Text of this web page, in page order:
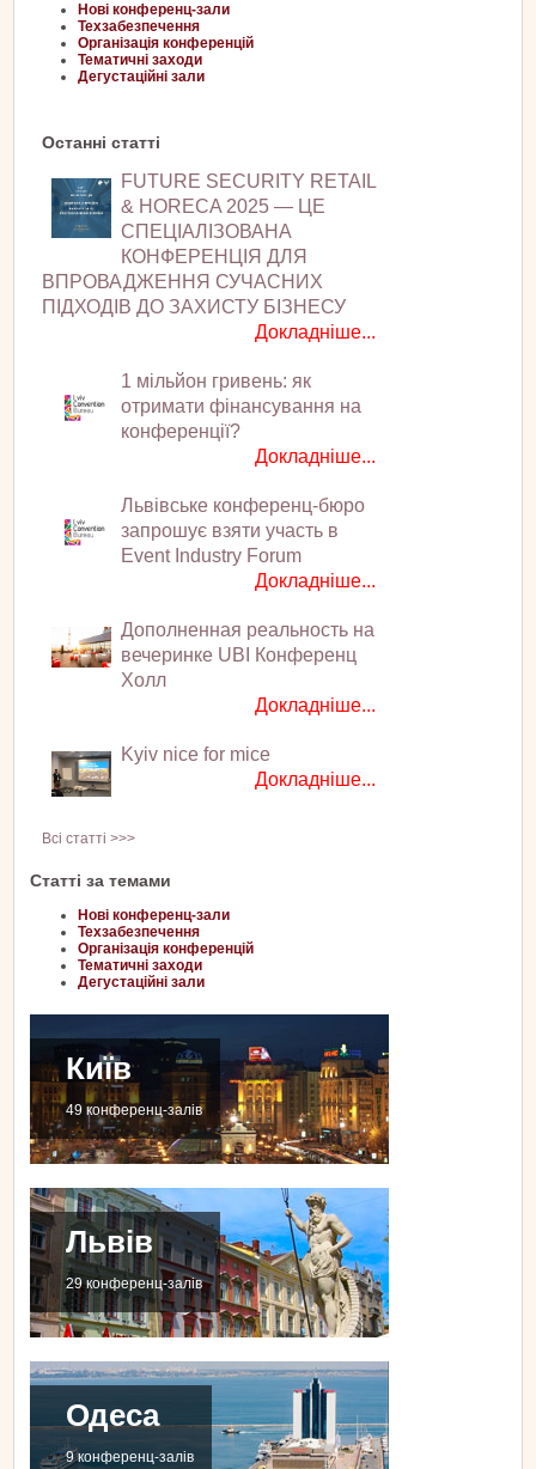
Нові конференц-зали
Техзабезпечення
Організація конференцій
Тематичні заходи
Дегустаційні зали
Останні статті
FUTURE SECURITY RETAIL
& HORECA 2025 — ЦЕ
СПЕЦІАЛІЗОВАНА
КОНФЕРЕНЦІЯ ДЛЯ
ВПРОВАДЖЕННЯ СУЧАСНИХ
ПІДХОДІВ ДО ЗАХИСТУ БІЗНЕСУ
Докладніше...
1 мільйон гривень: як
отримати фінансування на
конференції?
Докладніше...
Львівське конференц-бюро
запрошує взяти участь в
Event Industry Forum
Докладніше...
Дополненная реальность на
вечеринке UBI Конференц
Холл
Докладніше...
Kyiv nice for mice
Докладніше...
Всі статті >>>
Статті за темами
Нові конференц-зали
Техзабезпечення
Організація конференцій
Тематичні заходи
Дегустаційні зали
Київ
49 конференц-залів
Львів
29 конференц-залів
Одеса
9 конференц-залів